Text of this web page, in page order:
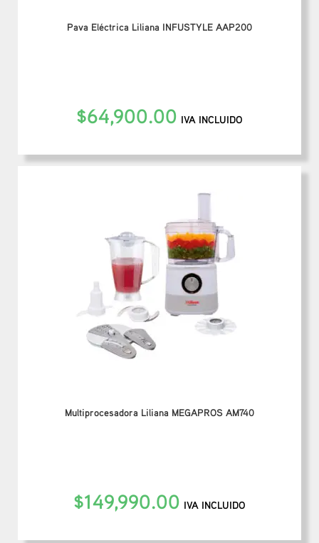
Pava Eléctrica Liliana INFUSTYLE AAP200
$64,900.00 IVA INCLUIDO
Multiprocesadora Liliana MEGAPROS AM740
$149,990.00 IVA INCLUIDO